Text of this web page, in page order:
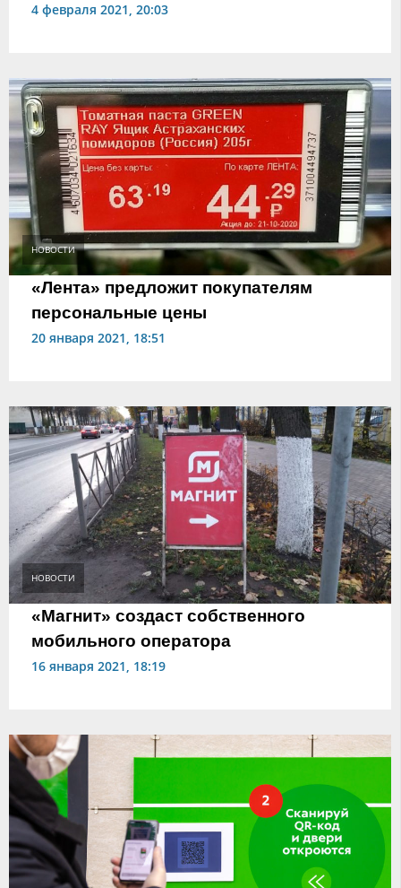
4 февраля 2021, 20:03
НОВОСТИ
«Лента» предложит покупателям
персональные цены
20 января 2021, 18:51
НОВОСТИ
«Магнит» создаст собственного
мобильного оператора
16 января 2021, 18:19